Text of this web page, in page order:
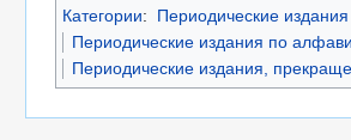
Категории:
Периодические
Периодические издания по
Периодические издания,